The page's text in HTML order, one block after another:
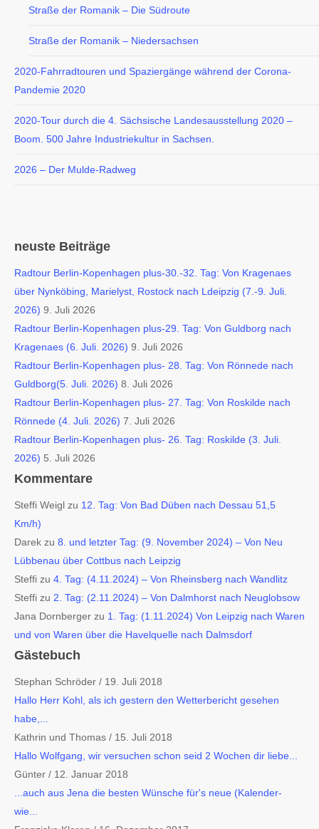
Straße der Romanik – Die Südroute
Straße der Romanik – Niedersachsen
2020-Fahrradtouren und Spaziergänge während der Corona-
Pandemie 2020
2020-Tour durch die 4. Sächsische Landesausstellung 2020 –
Boom. 500 Jahre Industriekultur in Sachsen.
2026 – Der Mulde-Radweg
neuste Beiträge
Radtour Berlin-Kopenhagen plus-30.-32. Tag: Von Kragenaes
über Nynköbing, Marielyst, Rostock nach Ldeipzig (7.-9. Juli.
2026) 9. Juli 2026
Radtour Berlin-Kopenhagen plus-29. Tag: Von Guldborg nach
Kragenaes (6. Juli. 2026) 9. Juli 2026
Radtour Berlin-Kopenhagen plus- 28. Tag: Von Rönnede nach
Guldborg(5. Juli. 2026) 8. Juli 2026
Radtour Berlin-Kopenhagen plus- 27. Tag: Von Roskilde nach
Rönnede (4. Juli. 2026) 7. Juli 2026
Radtour Berlin-Kopenhagen plus- 26. Tag: Roskilde (3. Juli.
2026) 5. Juli 2026
Kommentare
Steffi Weigl zu 12. Tag: Von Bad Düben nach Dessau 51,5
Km/h)
Darek zu 8. und letzter Tag: (9. November 2024) – Von Neu
Lübbenau über Cottbus nach Leipzig
Steffi zu 4. Tag: (4.11.2024) – Von Rheinsberg nach Wandlitz
Steffi zu 2. Tag: (2.11.2024) – Von Dalmhorst nach Neuglobsow
Jana Dornberger zu 1. Tag: (1.11.2024) Von Leipzig nach Waren
und von Waren über die Havelquelle nach Dalmsdorf
Gästebuch
Stephan Schröder / 19. Juli 2018
Hallo Herr Kohl, als ich gestern den Wetterbericht gesehen
habe,...
Kathrin und Thomas / 15. Juli 2018
Hallo Wolfgang, wir versuchen schon seid 2 Wochen dir liebe...
Günter / 12. Januar 2018
...auch aus Jena die besten Wünsche für's neue (Kalender-
wie...